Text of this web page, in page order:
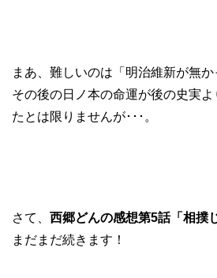
まあ、難しいのは「明治維新が無か
その後の日ノ本の命運が後の史実
たとは限りませんが･･･。
さて、 西郷どんの感想第5話「相撲
まだまだ続きます！